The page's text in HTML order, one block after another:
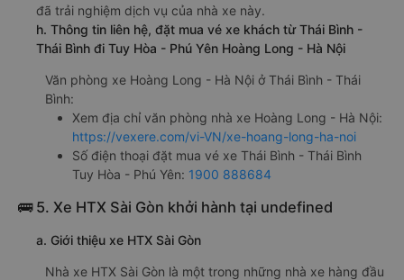
đã trải nghiệm dịch vụ của nhà xe này.
h. Thông tin liên hệ, đặt mua vé xe khách từ Thái Bình -
Thái Bình đi Tuy Hòa - Phú Yên Hoàng Long - Hà Nội
Văn phòng xe Hoàng Long - Hà Nội ở Thái Bình - Thái
Bình:
Xem địa chỉ văn phòng nhà xe Hoàng Long - Hà Nội:
https://vexere.com/vi-VN/xe-hoang-long-ha-noi
Số điện thoại đặt mua vé xe Thái Bình - Thái Bình
Tuy Hòa - Phú Yên: 1900 888684
🚌 5. Xe HTX Sài Gòn khởi hành tại undefined
a. Giới thiệu xe HTX Sài Gòn
Nhà xe HTX Sài Gòn là một trong những nhà xe hàng đầu